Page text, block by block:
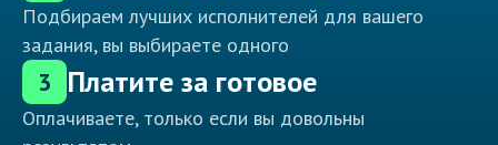
Подбираем лучших исполнителей для вашего
задания, вы выбираете одного
3 Платите за готовое
Оплачиваете, только если вы довольны